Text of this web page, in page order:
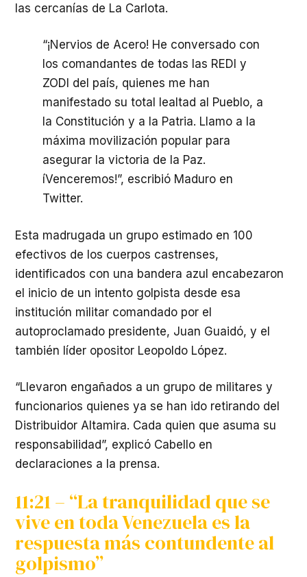
las cercanías de La Carlota.
“¡Nervios de Acero! He conversado con
los comandantes de todas las REDI y
ZODI del país, quienes me han
manifestado su total lealtad al Pueblo, a
la Constitución y a la Patria. Llamo a la
máxima movilización popular para
asegurar la victoria de la Paz.
íVenceremos!”, escribió Maduro en
Twitter.
Esta madrugada un grupo estimado en 100
efectivos de los cuerpos castrenses,
identificados con una bandera azul encabezaron
el inicio de un intento golpista desde esa
institución militar comandado por el
autoproclamado presidente, Juan Guaidó, y el
también líder opositor Leopoldo López.
“Llevaron engañados a un grupo de militares y
funcionarios quienes ya se han ido retirando del
Distribuidor Altamira. Cada quien que asuma su
responsabilidad”, explicó Cabello en
declaraciones a la prensa.
11:21 – “La tranquilidad que se
vive en toda Venezuela es la
respuesta más contundente al
golpismo”